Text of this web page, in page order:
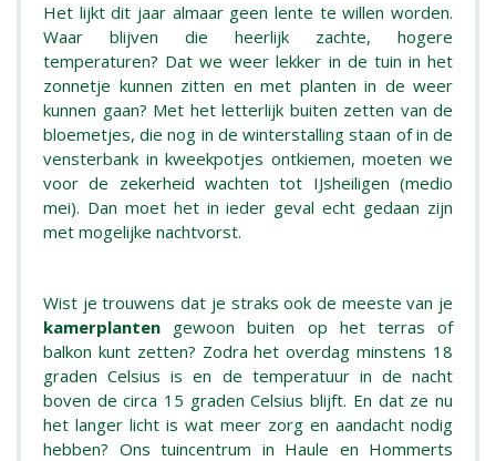
Het lijkt dit jaar almaar geen lente te willen worden.
Waar blijven die heerlijk zachte, hogere
temperaturen? Dat we weer lekker in de tuin in het
zonnetje kunnen zitten en met planten in de weer
kunnen gaan? Met het letterlijk buiten zetten van de
bloemetjes, die nog in de winterstalling staan of in de
vensterbank in kweekpotjes ontkiemen, moeten we
voor de zekerheid wachten tot IJsheiligen (medio
mei). Dan moet het in ieder geval echt gedaan zijn
met mogelijke nachtvorst.
Wist je trouwens dat je straks ook de meeste van je
kamerplanten gewoon buiten op het terras of
balkon kunt zetten? Zodra het overdag minstens 18
graden Celsius is en de temperatuur in de nacht
boven de circa 15 graden Celsius blijft. En dat ze nu
het langer licht is wat meer zorg en aandacht nodig
hebben? Ons tuincentrum in Haule en Hommerts